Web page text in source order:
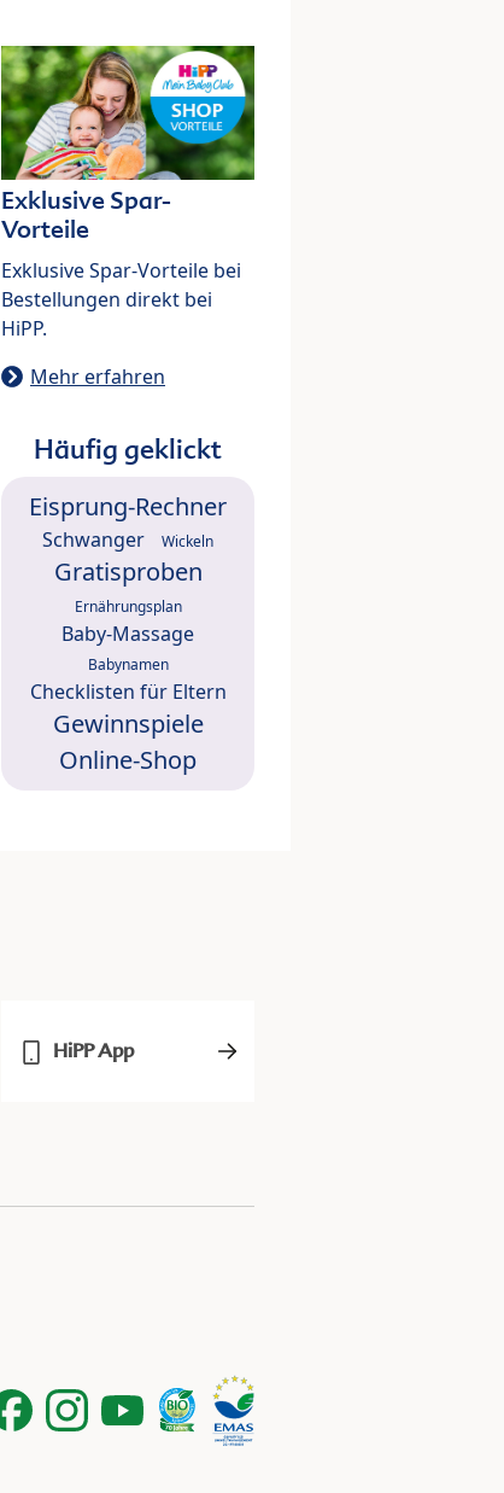
Exklusive Spar-
Vorteile
Exklusive Spar-Vorteile bei
Bestellungen direkt bei
HiPP.
Mehr erfahren
Häufig geklickt
Eisprung-Rechner
Schwanger Wickeln
Gratisproben
Ernährungsplan
Baby-Massage
Babynamen
Checklisten für Eltern
Gewinnspiele
Online-Shop
HiPP App